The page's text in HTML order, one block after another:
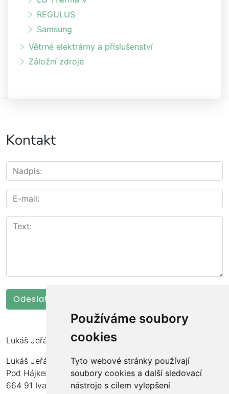
Používáme soubory
cookies
Tyto webové stránky používají
soubory cookies a další sledovací
nástroje s cílem vylepšení
REGULUS
Samsung
Větrné elektrárny a příslušenství
Záložní zdroje
Kontakt
Lukáš Jeřábek
Lukáš Jeřábek
Pod Hájkem 77/97
664 91 Ivančice